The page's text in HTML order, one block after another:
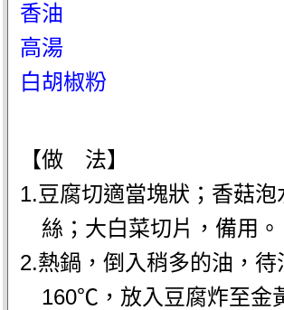
香油
高湯
白胡椒粉
【做 法】
1.豆腐切適當塊狀；香菇泡
絲；大白菜切片，備用。
2.熱鍋，倒入稍多的油，待
160℃，放入豆腐炸至金